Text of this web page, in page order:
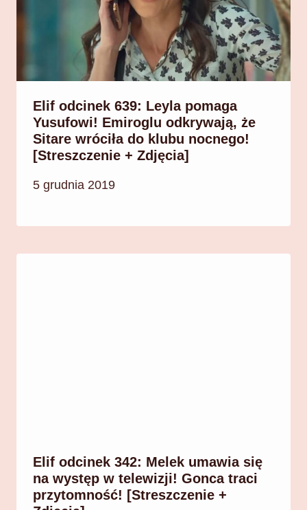
Elif odcinek 639: Leyla pomaga
Yusufowi! Emiroglu odkrywają, że
Sitare wróciła do klubu nocnego!
[Streszczenie + Zdjęcia]
5 grudnia 2019
Elif odcinek 342: Melek umawia się
na występ w telewizji! Gonca traci
przytomność! [Streszczenie +